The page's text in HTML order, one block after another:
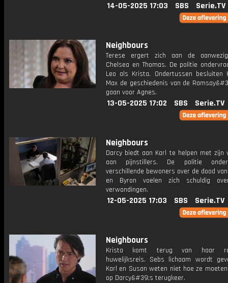
14-05-2025 17:03 SBS Serie.TV
Neighbours
Terese ergert zich aan de
Chelsea en Thomas. De politie
Leo als Krista. Ondertussen besluiten
Max de geschiedenis van de
gaan voor Agnes.
13-05-2025 17:02 SBS Serie.TV
Neighbours
Darcy biedt aan Karl te helpen met zijn
aan pijnstillers. De politie
verschillende bewoners over de dood
en Byron voelen zich schuldig
verwondingen.
12-05-2025 17:03 SBS Serie.TV
Neighbours
Krista komt terug van haar
huwelijksreis. Sebs lichaam wordt
Karl en Susan weten niet hoe ze
op Darcy&#39;s terugkeer.